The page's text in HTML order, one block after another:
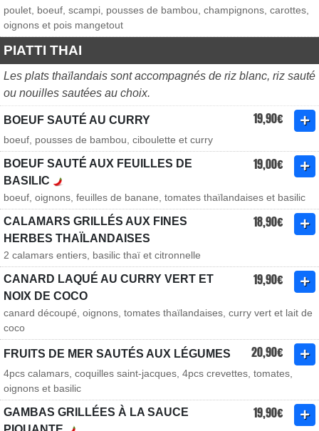
poulet, boeuf, scampi, pousses de bambou, champignons, carottes,
oignons et pois mangetout
PIATTI THAI
Les plats thaïlandais sont accompagnés de riz blanc, riz sauté
ou nouilles sautées au choix.
BOEUF SAUTÉ AU CURRY 19,90€
boeuf, pousses de bambou, ciboulette et curry
BOEUF SAUTÉ AUX FEUILLES DE
BASILIC
19,00€
boeuf, oignons, feuilles de banane, tomates thaïlandaises et basilic
CALAMARS GRILLÉS AUX FINES
HERBES THAÏLANDAISES
18,90€
2 calamars entiers, basilic thaï et citronnelle
CANARD LAQUÉ AU CURRY VERT ET
NOIX DE COCO
19,90€
canard découpé, oignons, tomates thaïlandaises, curry vert et lait de
coco
FRUITS DE MER SAUTÉS AUX LÉGUMES 20,90€
4pcs calamars, coquilles saint-jacques, 4pcs crevettes, tomates,
oignons et basilic
GAMBAS GRILLÉES À LA SAUCE
19,90€